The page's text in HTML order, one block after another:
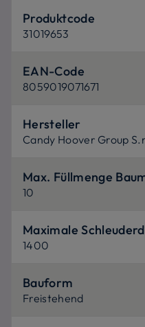
Produktcode
31019653
EAN-Code
8059019071671
Hersteller
Candy Hoover Group
Max. Füllmenge
10
Maximale
1400
Bauform
Freistehend